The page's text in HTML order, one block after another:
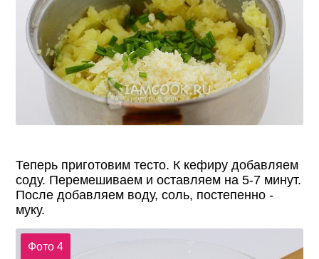
Теперь приготовим тесто. К кефиру добавляем
соду. Перемешиваем и оставляем на 5-7 минут.
После добавляем воду, соль, постепенно -
муку.
Фото 4